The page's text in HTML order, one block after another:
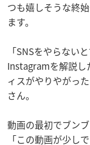
つも嬉しそうな終
ます。
「SNSをやらない
Instagramを解説し
ィスがやりやがっ
さん。
動画の最初でブン
「この動画が少し